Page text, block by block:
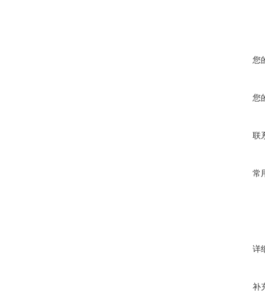
您
您
联
常
详
补